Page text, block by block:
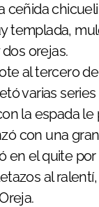
templada,
orejas.
al tercero
varias
la espada le
con una
en el quite
al